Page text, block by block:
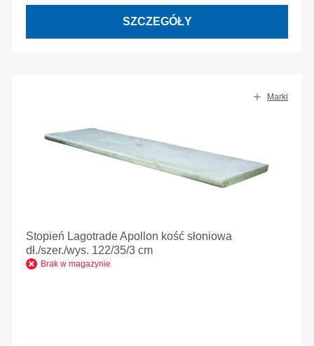
SZCZEGÓŁY
Marki
Stopień Lagotrade Apollon kość słoniowa
dł./szer./wys. 122/35/3 cm
Brak w magazynie